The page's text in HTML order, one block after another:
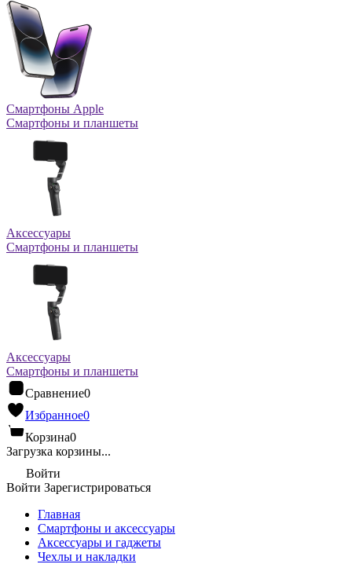
Смартфоны Apple
Смартфоны и планшеты
Аксессуары
Смартфоны и планшеты
Аксессуары
Смартфоны и планшеты
Сравнение0
Избранное0
Корзина0
Загрузка корзины...
Войти
Войти Зарегистрироваться
Главная
Смартфоны и аксессуары
Аксессуары и гаджеты
Чехлы и накладки